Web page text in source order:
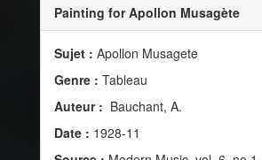
Painting for Apollon Musagète
Sujet : Apollon Musagete
Genre : Tableau
Auteur : Bauchant, A.
Date : 1928-11